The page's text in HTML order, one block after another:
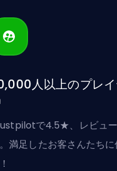
人以上のプレ
で4.5★、レビュー
満足したお客さんたち